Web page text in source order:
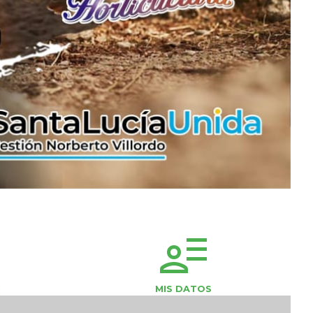
user_attributes
MIS DATOS